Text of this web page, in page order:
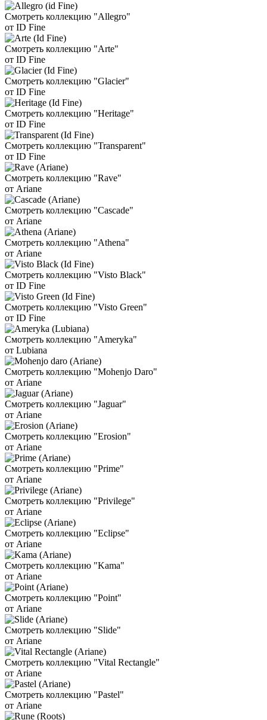
Смотреть коллекцию "Allegro"
от ID Fine
Смотреть коллекцию "Arte"
от ID Fine
Смотреть коллекцию "Glacier"
от ID Fine
Смотреть коллекцию "Heritage"
от ID Fine
Смотреть коллекцию "Transparent"
от ID Fine
Смотреть коллекцию "Rave"
от Ariane
Смотреть коллекцию "Cascade"
от Ariane
Смотреть коллекцию "Athena"
от Ariane
Смотреть коллекцию "Visto Black"
от ID Fine
Смотреть коллекцию "Visto Green"
от ID Fine
Смотреть коллекцию "Ameryka"
от Lubiana
Смотреть коллекцию "Mohenjo Daro"
от Ariane
Смотреть коллекцию "Jaguar"
от Ariane
Смотреть коллекцию "Erosion"
от Ariane
Смотреть коллекцию "Prime"
от Ariane
Смотреть коллекцию "Privilege"
от Ariane
Смотреть коллекцию "Eclipse"
от Ariane
Смотреть коллекцию "Kama"
от Ariane
Смотреть коллекцию "Point"
от Ariane
Смотреть коллекцию "Slide"
от Ariane
Смотреть коллекцию "Vital Rectangle"
от Ariane
Смотреть коллекцию "Pastel"
от Ariane